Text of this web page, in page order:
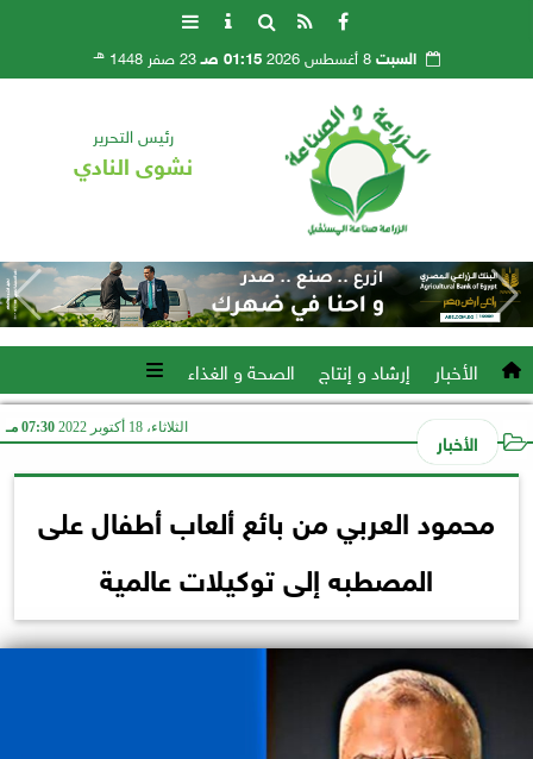
السبت8 أغسطس 2026 01:15 صـ 23 صفر 1448 هـ
رئيس التحرير
نشوى النادي
الأخبار إرشاد و إنتاج الصحة و الغذاء
الأخبار الثلاثاء، 18 أكتوبر 2022 07:30 مـ
محمود العربي من بائع ألعاب أطفال على
المصطبه إلى توكيلات عالمية